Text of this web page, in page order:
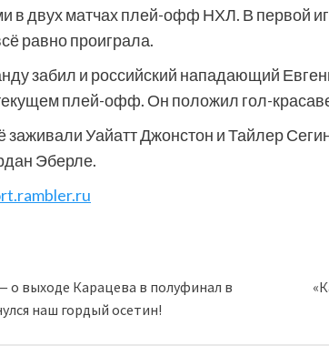
в двух матчах плей-офф НХЛ. В первой
равно проиграла.
забил и российский нападающий
плей-офф. Он положил гол-
заживали Уайатт Джонстон и Тайлер
Эберле.
о выходе Карацева в полуфинал в
наш гордый осетин!